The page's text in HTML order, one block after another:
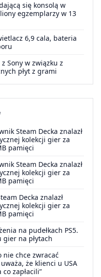
się konsolą w
egzemplarzy w 13
6,9 cala, bateria
Sony w związku z
płyt z grami
Steam Decka znalazł
kolekcji gier za
pamięci
Steam Decka znalazł
kolekcji gier za
pamięci
Decka znalazł
kolekcji gier za
pamięci
na pudełkach PS5.
na płytach
nie chce zwracać
że klienci u USA
zapłacili”